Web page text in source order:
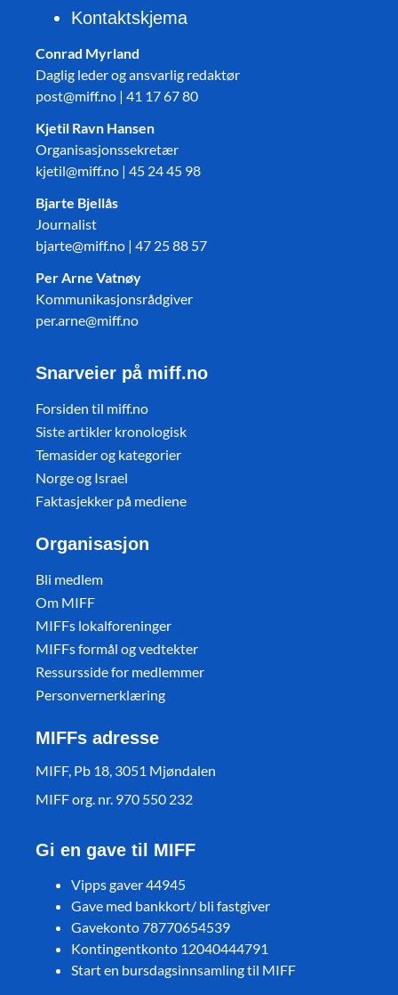
Kontaktskjema
Conrad Myrland
Daglig leder og ansvarlig redaktør
post@miff.no | 41 17 67 80
Kjetil Ravn Hansen
Organisasjonssekretær
kjetil@miff.no | 45 24 45 98
Bjarte Bjellås
Journalist
bjarte@miff.no | 47 25 88 57
Per Arne Vatnøy
Kommunikasjonsrådgiver
per.arne@miff.no
Snarveier på miff.no
Forsiden til miff.no
Siste artikler kronologisk
Temasider og kategorier
Norge og Israel
Faktasjekker på mediene
Organisasjon
Bli medlem
Om MIFF
MIFFs lokalforeninger
MIFFs formål og vedtekter
Ressursside for medlemmer
Personvernerklæring
MIFFs adresse
MIFF, Pb 18, 3051 Mjøndalen
MIFF org. nr. 970 550 232
Gi en gave til MIFF
Vipps gaver 44945
Gave med bankkort/ bli fastgiver
Gavekonto 78770654539
Kontingentkonto 12040444791
Start en bursdagsinnsamling til MIFF